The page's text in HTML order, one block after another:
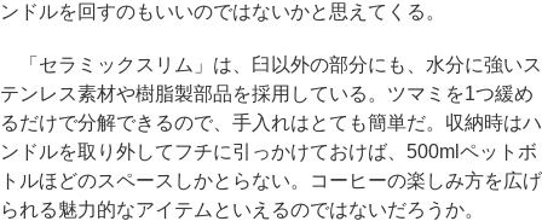
ンドルを回すのもいいのではないかと思えてくる。
「セラミックスリム」は、臼以外の部分にも、水分に強いス
テンレス素材や樹脂製部品を採用している。ツマミを1つ緩め
るだけで分解できるので、手入れはとても簡単だ。収納時はハ
ンドルを取り外してフチに引っかけておけば、500mlペットボ
トルほどのスペースしかとらない。コーヒーの楽しみ方を広げ
られる魅力的なアイテムといえるのではないだろうか。